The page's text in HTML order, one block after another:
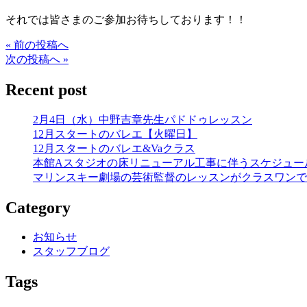
それでは皆さまのご参加お待ちしております！！
« 前の投稿へ
次の投稿へ »
Recent post
2月4日（水）中野吉章先生パドドゥレッスン
12月スタートのバレエ【火曜日】
12月スタートのバレエ&Vaクラス
本館Aスタジオの床リニューアル工事に伴うスケジュー
マリンスキー劇場の芸術監督のレッスンがクラスワンで
Category
お知らせ
スタッフブログ
Tags